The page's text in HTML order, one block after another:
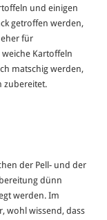
und einigen
getroffen werden,
für
Kartoffeln
matschig werden,
zubereitet.
der Pell- und der
dünn
werden. Im
wohl wissend, dass